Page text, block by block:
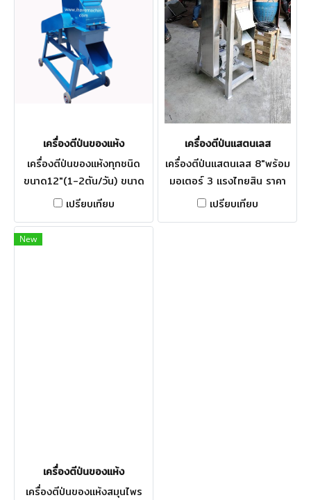
เครื่องตีป่นของแห้ง
เครื่องตีป่นของแห้งทุกชนิด
ขนาด12"(1-2ตัน/วัน) ขนาด
กว้าง 80×150×190 ซม. ปาก
เลื่อนได้ขนาด 6" กำลังมอเตอร์
เปรียบเทียบ
เครื่องตีป่นแสตนเลส
เครื่องตีป่นแสตนเลส 8"พร้อม
มอเตอร์ 3 แรงไทยสิน ราคา
35,500 เครื่องตีป่นแสตนเลส
เปรียบเทียบ
New
เครื่องตีป่นของแห้ง
เครื่องตีป่นของแห้งสมุนไพร